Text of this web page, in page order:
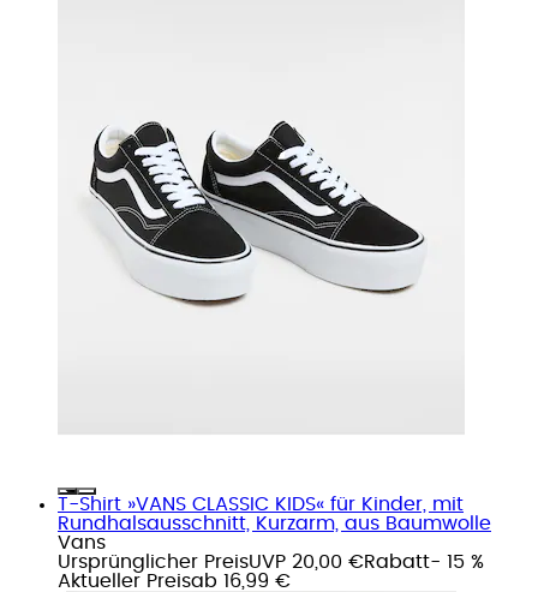
T-Shirt »VANS CLASSIC KIDS« für Kinder, mit
Rundhalsausschnitt, Kurzarm, aus Baumwolle
Vans
Ursprünglicher PreisUVP 20,00 €Rabatt- 15 %
Aktueller Preisab 16,99 €